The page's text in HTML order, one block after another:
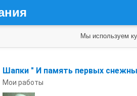
Шапки " И память первых
Мои работы
Мы используем